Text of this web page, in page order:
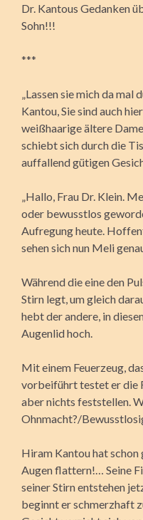
Dr. Kantous Gedanken
Sohn!!!
***
„Lassen sie mich da
Kantou, Sie sind auch
weißhaarige ältere
schiebt sich durch die
auffallend gütigen
„Hallo, Frau Dr. Klein.
oder bewusstlos
Aufregung heute.
sehen sich nun Meli
Während die eine den
Stirn legt, um gleich
hebt der andere, in
Augenlid hoch.
Mit einem Feuerzeug,
vorbeiführt testet er die
aber nichts feststellen.
Ohnmacht?/
Hiram Kantou hat
Augen flattern!… Seine
seiner Stirn entstehen
beginnt er schmerzhaft